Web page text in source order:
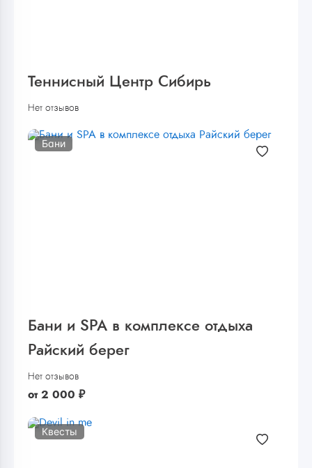
Теннисный Центр Сибирь
Нет отзывов
Бани
Бани и SPA в комплексе отдыха
Райский берег
Нет отзывов
от 2 000 ₽
Квесты